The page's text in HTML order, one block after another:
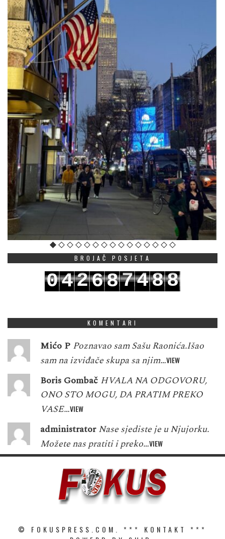
BROJAČ POSJETA
042687488
KOMENTARI
Mićo P Poznavao sam Sašu Raonića.Išao
sam na izviđače skupa sa njim…VIEW
Boris Gombač HVALA NA ODGOVORU,
ONO STO MOGU, DA PRATIM PREKO
VASE…VIEW
administrator Nase sjediste je u Njujorku.
Možete nas pratiti i preko…VIEW
© FOKUSPRESS.COM. *** KONTAKT
***